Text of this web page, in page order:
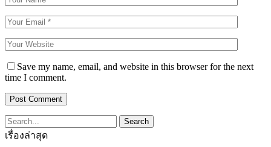
Save my name, email, and website in this browser for the next
time I comment.
เรื่องล่าสุด